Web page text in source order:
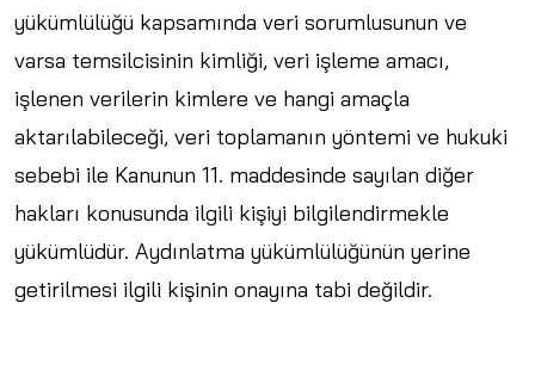
yükümlülüğü kapsamında veri sorumlusunun ve
varsa temsilcisinin kimliği, veri işleme amacı,
işlenen verilerin kimlere ve hangi amaçla
aktarılabileceği, veri toplamanın yöntemi ve hukuki
sebebi ile Kanunun 11. maddesinde sayılan diğer
hakları konusunda ilgili kişiyi bilgilendirmekle
yükümlüdür. Aydınlatma yükümlülüğünün yerine
getirilmesi ilgili kişinin onayına tabi değildir.